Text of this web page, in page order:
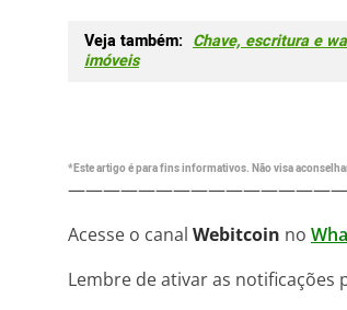
Veja também: Chave, escritura e
imóveis
*Este artigo é para fins informativos. Não visa
Acesse o canal Webitcoin no
Lembre de ativar as notificações